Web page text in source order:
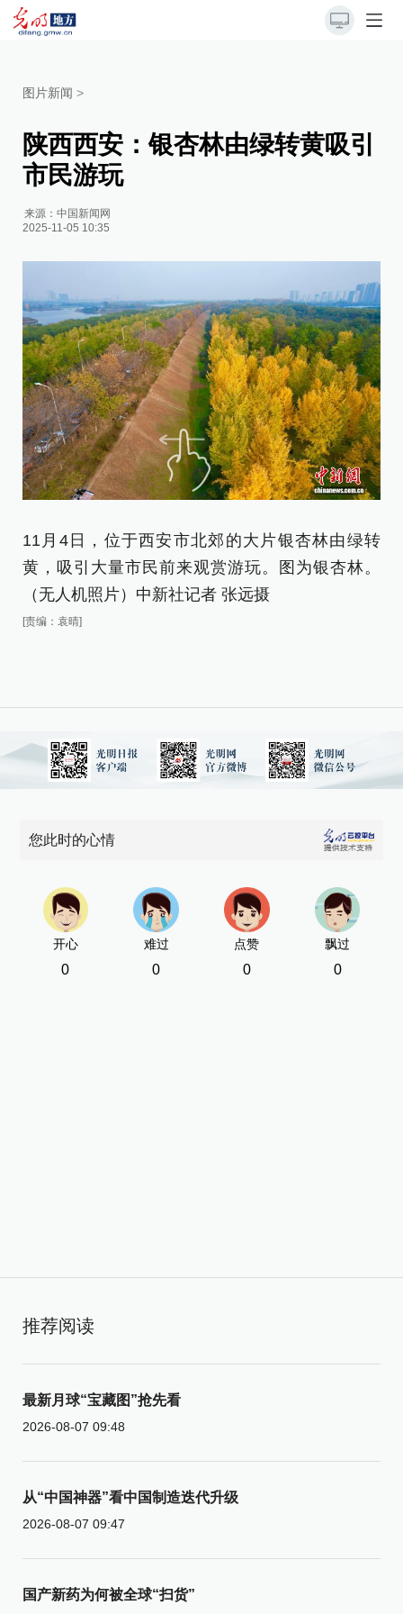
图片新闻 >
陕西西安：银杏林由绿转黄吸引
市民游玩
来源：中国新闻网
2025-11-05 10:35
11月4日，位于西安市北郊的大片银杏林由绿转
黄，吸引大量市民前来观赏游玩。图为银杏林。
（无人机照片）中新社记者 张远摄
[责编：袁晴]
您此时的心情
开心
0
难过
0
点赞
0
飘过
0
推荐阅读
最新月球“宝藏图”抢先看
2026-08-07 09:48
从“中国神器”看中国制造迭代升级
2026-08-07 09:47
国产新药为何被全球“扫货”